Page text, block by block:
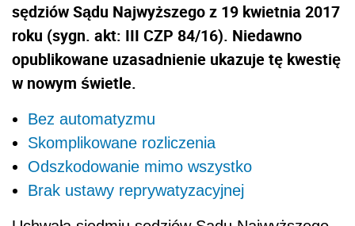
sędziów Sądu Najwyższego z 19 kwietnia 2017
roku (sygn. akt: III CZP 84/16). Niedawno
opublikowane uzasadnienie ukazuje tę kwestię
w nowym świetle.
Bez automatyzmu
Skomplikowane rozliczenia
Odszkodowanie mimo wszystko
Brak ustawy reprywatyzacyjnej